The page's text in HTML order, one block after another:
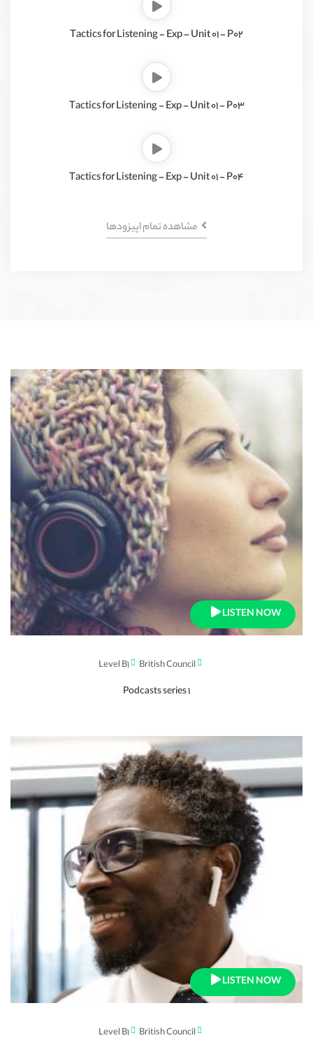
Tactics for Listening - Exp - Unit 01 - P02
Tactics for Listening - Exp - Unit 01 - P03
Tactics for Listening - Exp - Unit 01 - P04
LISTEN NOW
British Council
Level B1
Podcasts series 1
LISTEN NOW
British Council
Level B1